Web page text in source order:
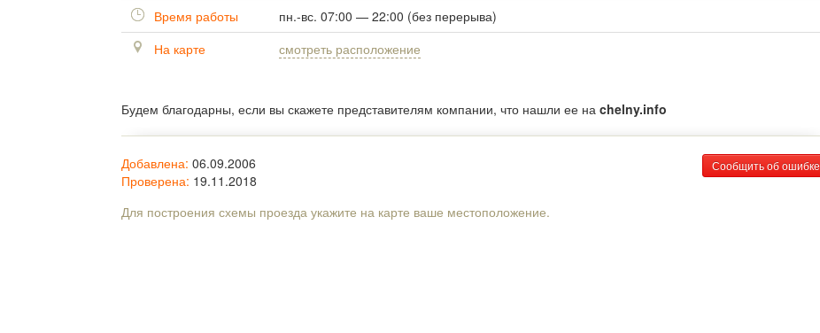
Время работы
пн.-вс. 07:00 — 22:00 (без перерыва)
На карте
смотреть расположение
Будем благодарны, если вы скажете представителям компании, что нашли ее на chelny.info
Сообщить об ошибке
Добавлена: 06.09.2006
Проверена: 19.11.2018
Для построения схемы проезда укажите на карте ваше местоположение.